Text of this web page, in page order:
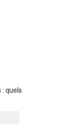
: quels